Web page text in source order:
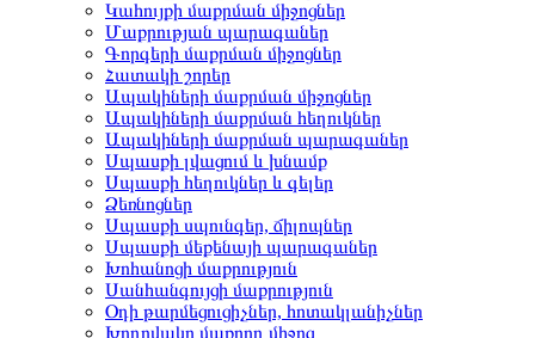
Կահույքի մաքրման միջոցներ
Մաքրության պարագաներ
Գորգերի մաքրման միջոցներ
Հատակի շորեր
Ապակիների մաքրման միջոցներ
Ապակիների մաքրման հեղուկներ
Ապակիների մաքրման պարագաներ
Սպասքի լվացում և խնամք
Սպասքի հեղուկներ և գելեր
Ձեռնոցներ
Սպասքի սպունգեր, ճիլոպներ
Սպասքի մեքենայի պարագաներ
Խոհանոցի մաքրություն
Սանհանգույցի մաքրություն
Օդի թարմեցուցիչներ, հոտակլանիչներ
Խողովակը մաքրող միջոց